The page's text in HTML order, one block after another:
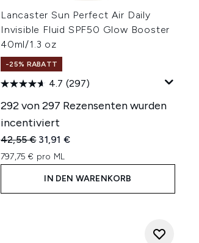
Lancaster Sun Perfect Air Daily
Invisible Fluid SPF50 Glow Booster
40ml/1.3 oz
-25% RABATT
4.7 (297)
292 von 297 Rezensenten wurden
incentiviert
Unverbindliche Preisempfehlung:
42,55 € Aktueller Preis:
31,91 €
797,75 € pro ML
IN DEN WARENKORB